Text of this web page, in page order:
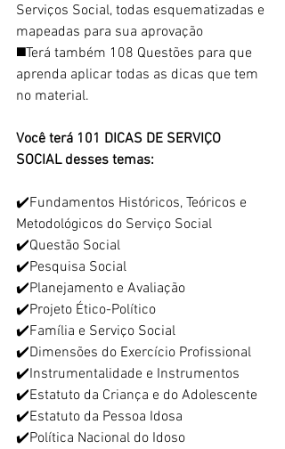
Serviços Social, todas esquematizadas e
mapeadas para sua aprovação
◼️Terá também 108 Questões para que
aprenda aplicar todas as dicas que tem
no material.
Você terá 101 DICAS DE SERVIÇO
SOCIAL desses temas:
✔️Fundamentos Históricos, Teóricos e
Metodológicos do Serviço Social
✔️Questão Social
✔️Pesquisa Social
✔️Planejamento e Avaliação
✔️Projeto Ético-Político
✔️Família e Serviço Social
✔️Dimensões do Exercício Profissional
✔️Instrumentalidade e Instrumentos
✔️Estatuto da Criança e do Adolescente
✔️Estatuto da Pessoa Idosa
✔️Política Nacional do Idoso